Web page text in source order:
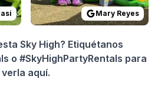
Mary Reyes
Sky High? Etiquétanos
o #SkyHighPartyRentals para
verla aquí.